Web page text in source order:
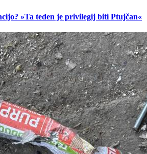
»Ta teden je privilegij biti Ptujčan«